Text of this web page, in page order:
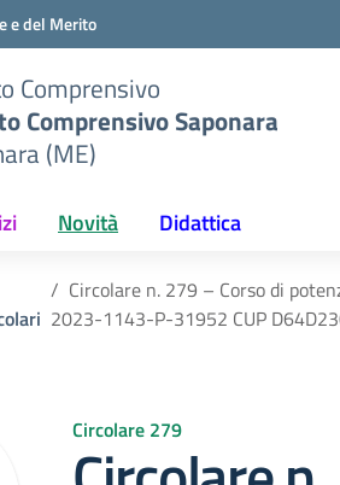
e del Merito
Comprensivo
Comprensivo Saponara
(ME)
Novità Didattica
Circolare n. 279 – Corso di
2023-1143-P-31952 CUP
Circolare 279